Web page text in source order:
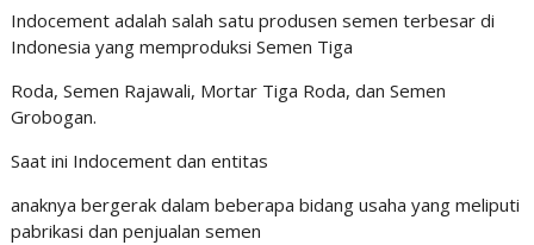
Indocement adalah salah satu produsen semen terbesar di
Indonesia yang memproduksi Semen Tiga
Roda, Semen Rajawali, Mortar Tiga Roda, dan Semen
Grobogan.
Saat ini Indocement dan entitas
anaknya bergerak dalam beberapa bidang usaha yang meliputi
pabrikasi dan penjualan semen